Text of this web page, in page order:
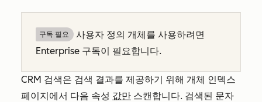
구독 필요
사용자 정의 개체를 사용하려면
Enterprise 구독이 필요합니다.
CRM 검색은 검색 결과를 제공하기 위해 개체 인덱스
페이지에서 다음 속성 값만 스캔합니다. 검색된 문자